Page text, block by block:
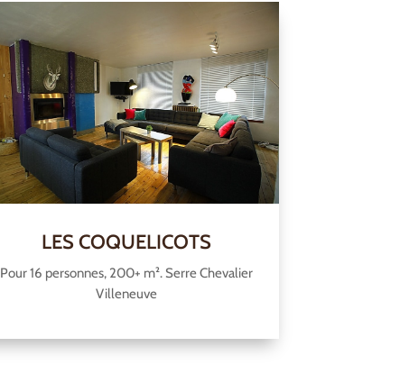
LES COQUELICOTS
Pour 16 personnes, 200+ m². Serre Chevalier
Villeneuve